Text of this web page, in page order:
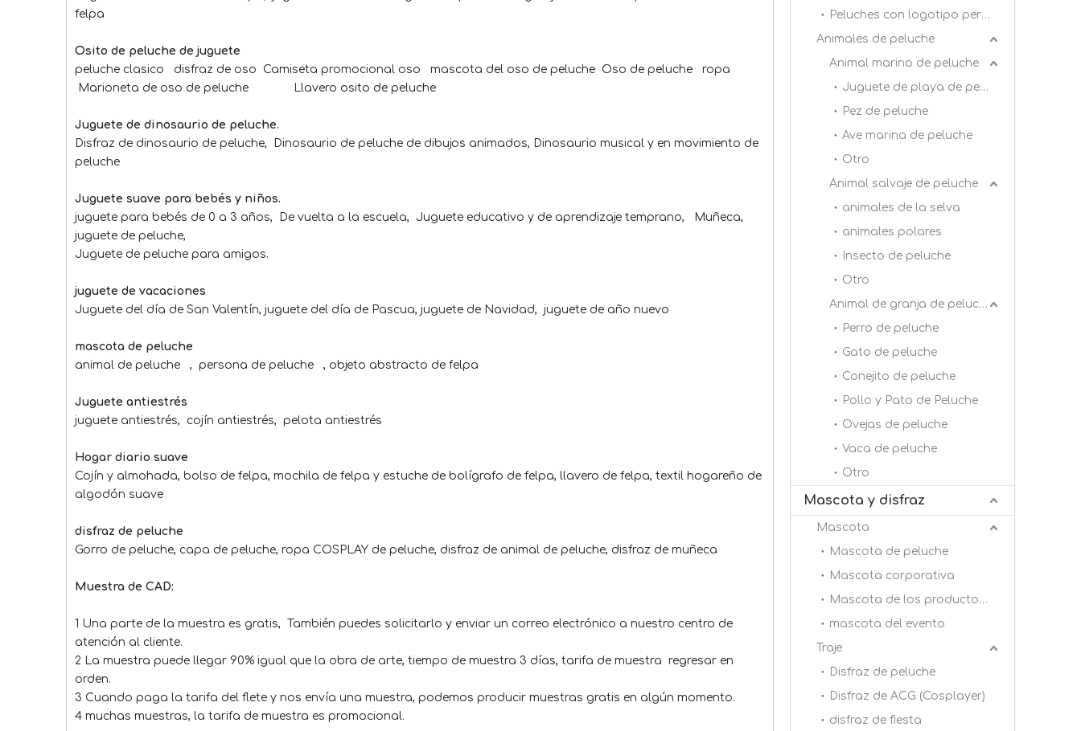
felpa
Osito de peluche de juguete
peluche clasico disfraz de oso Camiseta promocional oso mascota del oso de peluche Oso de peluche ropa
Marioneta de oso de peluche Llavero osito de peluche
Juguete de dinosaurio de peluche.
Disfraz de dinosaurio de peluche, Dinosaurio de peluche de dibujos animados, Dinosaurio musical y en movimiento de
peluche
Juguete suave para bebés y niños.
juguete para bebés de 0 a 3 años, De vuelta a la escuela, Juguete educativo y de aprendizaje temprano, Muñeca,
juguete de peluche,
Juguete de peluche para amigos.
juguete de vacaciones
Juguete del día de San Valentín, juguete del día de Pascua, juguete de Navidad, juguete de año nuevo
mascota de peluche
animal de peluche , persona de peluche , objeto abstracto de felpa
Juguete antiestrés
juguete antiestrés, cojín antiestrés, pelota antiestrés
Hogar diario suave
Cojín y almohada, bolso de felpa, mochila de felpa y estuche de bolígrafo de felpa, llavero de felpa, textil hogareño de
algodón suave
disfraz de peluche
Gorro de peluche, capa de peluche, ropa COSPLAY de peluche, disfraz de animal de peluche, disfraz de muñeca
Muestra de CAD:
1 Una parte de la muestra es gratis, También puedes solicitarlo y enviar un correo electrónico a nuestro centro de
atención al cliente.
2 La muestra puede llegar 90% igual que la obra de arte, tiempo de muestra 3 días, tarifa de muestra regresar en
orden.
3 Cuando paga la tarifa del flete y nos envía una muestra, podemos producir muestras gratis en algún momento.
4 muchas muestras, la tarifa de muestra es promocional.
Peluches con logotipo personalizado
Animales de peluche
Animal marino de peluche
Juguete de playa de peluche
Pez de peluche
Ave marina de peluche
Otro
Animal salvaje de peluche
animales de la selva
animales polares
Insecto de peluche
Otro
Animal de granja de peluche
Perro de peluche
Gato de peluche
Conejito de peluche
Pollo y Pato de Peluche
Ovejas de peluche
Vaca de peluche
Otro
Mascota y disfraz
Mascota
Mascota de peluche
Mascota corporativa
Mascota de los productos básicos
mascota del evento
Traje
Disfraz de peluche
Disfraz de ACG (Cosplayer)
disfraz de fiesta